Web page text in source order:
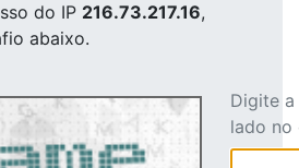
do IP 216.73.217.16,
abaixo.
Digite
lado no